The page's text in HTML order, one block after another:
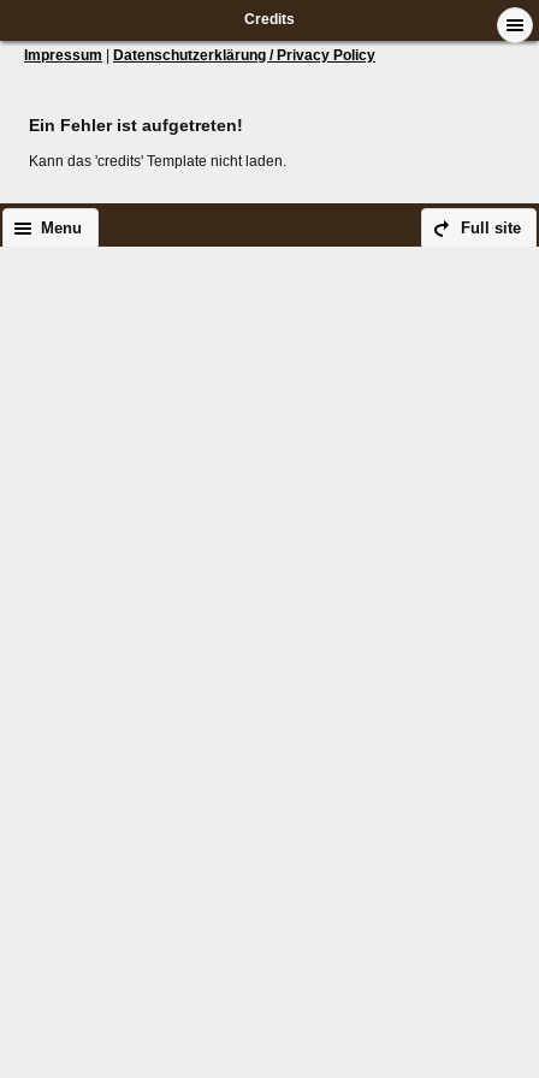
Credits
Impressum Datenschutzerklärung / Privacy Policy
Ein Fehler ist aufgetreten!
Kann das 'credits' Template nicht laden.
Full site
Menu